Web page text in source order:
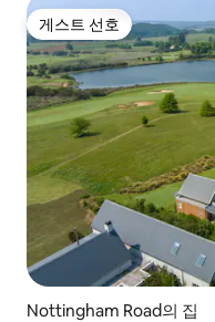
게스트 선호
게스트 선호
Nottingham Road의 집